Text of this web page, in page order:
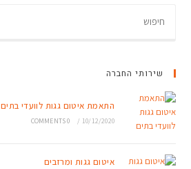
שירותי החברה
התאמת איטום גגות לוועדי בתים
10/12/2020
/
0 COMMENTS
איטום גגות ומרזבים